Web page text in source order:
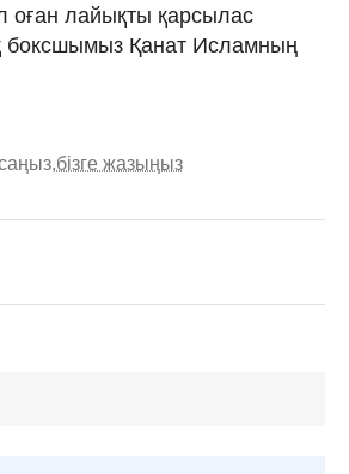
оған лайықты қарсылас
боксшымыз Қанат Исламның
бізге жазыңыз